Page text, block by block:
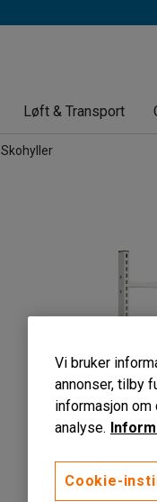
Løft & Transport
Skohyller
Vi bruker
annonser, tilby
informasjon om
analyse.
Cookie-